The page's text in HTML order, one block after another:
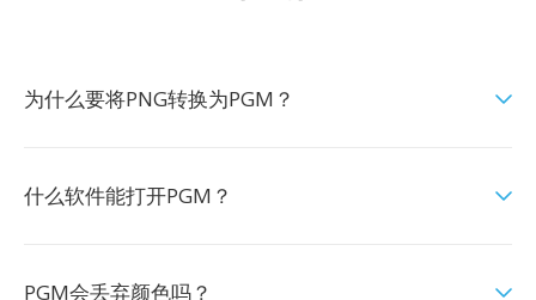
为什么要将PNG转换为PGM？
什么软件能打开PGM？
PGM会丢弃颜色吗？